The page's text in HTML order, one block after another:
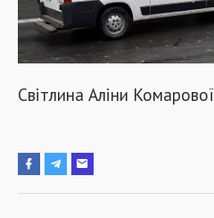
Світлина Аліни Комарової